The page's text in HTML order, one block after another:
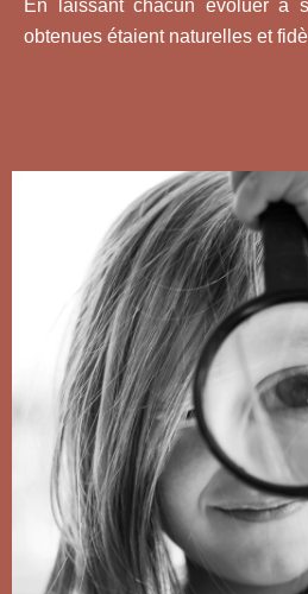
En laissant chacun évoluer à
obtenues étaient naturelles et